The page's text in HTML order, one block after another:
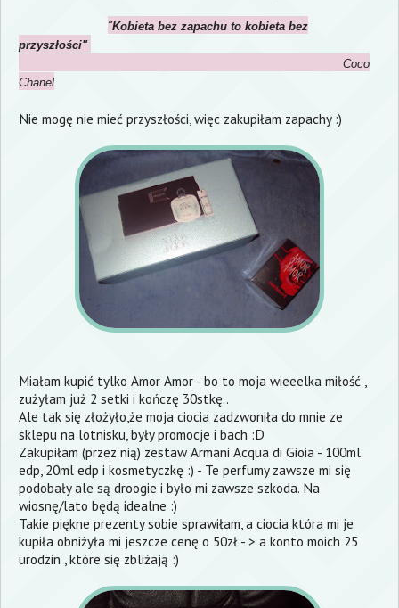
"Kobieta bez zapachu to kobieta bez
przyszłości"
Coco
Chanel
Nie mogę nie mieć przyszłości, więc zakupiłam zapachy :)
Miałam kupić tylko Amor Amor - bo to moja wieeelka miłość ,
zużyłam już 2 setki i kończę 30stkę..
Ale tak się złożyło,że moja ciocia zadzwoniła do mnie ze
sklepu na lotnisku, były promocje i bach :D
Zakupiłam (przez nią) zestaw Armani Acqua di Gioia - 100ml
edp, 20ml edp i kosmetyczkę :) - Te perfumy zawsze mi się
podobały ale są droogie i było mi zawsze szkoda. Na
wiosnę/lato będą idealne :)
Takie piękne prezenty sobie sprawiłam, a ciocia która mi je
kupiła obniżyła mi jeszcze cenę o 50zł - > a konto moich 25
urodzin , które się zbliżają :)